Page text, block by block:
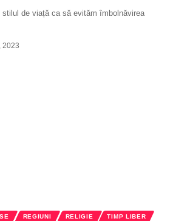
de viață ca să evităm îmbolnăvirea
2023
REGIUNI RELIGIE TIMP LIBER